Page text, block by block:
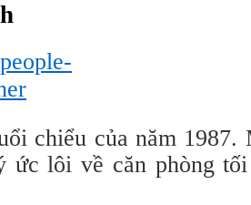
chiểu của năm 1987.
ức lôi về căn phòng